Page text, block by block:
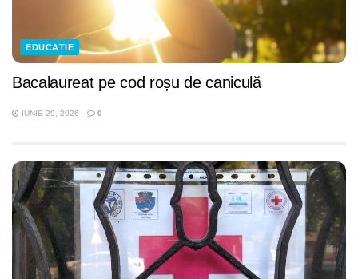
EDUCAȚIE
Bacalaureat pe cod roșu de caniculă
IUNIE 29, 2026 0